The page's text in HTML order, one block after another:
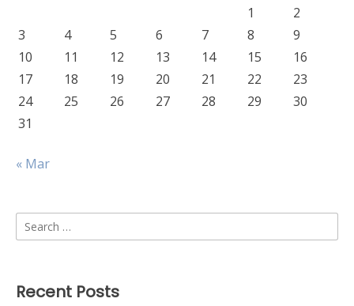
1
2
3
4 5 6 7 8
9
10
11 12 13 14 15
16
17
18 19 20 21 22
23
24
25 26 27 28 29
30
31
« Mar
Search
for:
Recent Posts